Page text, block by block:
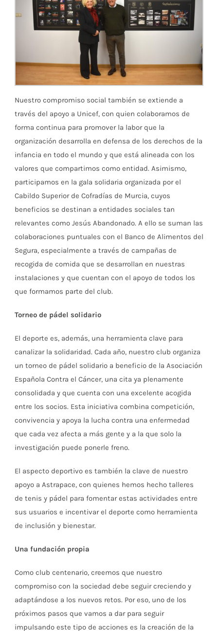
Nuestro compromiso social también se extiende a
través del apoyo a Unicef, con quien colaboramos de
forma continua para promover la labor que la
organización desarrolla en defensa de los derechos de la
infancia en todo el mundo y que está alineada con los
valores que compartimos como entidad. Asimismo,
participamos en la gala solidaria organizada por el
Cabildo Superior de Cofradías de Murcia, cuyos
beneficios se destinan a entidades sociales tan
relevantes como Jesús Abandonado. A ello se suman las
colaboraciones puntuales con el Banco de Alimentos del
Segura, especialmente a través de campañas de
recogida de comida que se desarrollan en nuestras
instalaciones y que cuentan con el apoyo de todos los
que formamos parte del club.
Torneo de pádel solidario
El deporte es, además, una herramienta clave para
canalizar la solidaridad. Cada año, nuestro club organiza
un torneo de pádel solidario a beneficio de la Asociación
Española Contra el Cáncer, una cita ya plenamente
consolidada y que cuenta con una excelente acogida
entre los socios. Esta iniciativa combina competición,
convivencia y apoya la lucha contra una enfermedad
que cada vez afecta a más gente y a la que solo la
investigación puede ponerle freno.
El aspecto deportivo es también la clave de nuestro
apoyo a Astrapace, con quienes hemos hecho talleres
de tenis y pádel para fomentar estas actividades entre
sus usuarios e incentivar el deporte como herramienta
de inclusión y bienestar.
Una fundación propia
Como club centenario, creemos que nuestro
compromiso con la sociedad debe seguir creciendo y
adaptándose a los nuevos retos. Por eso, uno de los
próximos pasos que vamos a dar para seguir
impulsando este tipo de acciones es la creación de la